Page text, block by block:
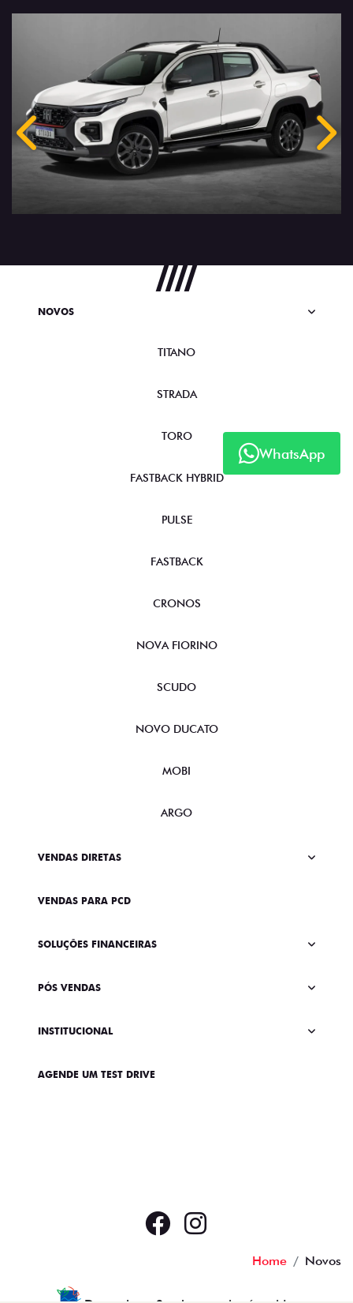
Anterior
WhatsApp
NOVOS
TITANO
STRADA
TORO
FASTBACK HYBRID
PULSE
FASTBACK
CRONOS
NOVA FIORINO
SCUDO
NOVO DUCATO
MOBI
ARGO
VENDAS DIRETAS
VENDAS PARA PCD
SOLUÇÕES FINANCEIRAS
PÓS VENDAS
INSTITUCIONAL
AGENDE UM TEST DRIVE
Home Novos